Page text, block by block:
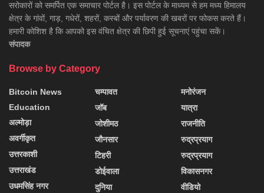
सरोकारों को समर्पित एक समाचार पोर्टल है। इस पोर्टल के माध्यम से हम मध्य हिमालय
क्षेत्र के गांवों, गाड़, गधेरों, शहरों, कस्बों और पर्यावरण की खबरों पर फोकस करते हैं।
हमारी कोशिश है कि आपको इस वंचित क्षेत्र की छिपी हुई सूचनाएं पहुंचा सकें।
संपादक
Browse by Category
Bitcoin News
Education
अल्मोड़ा
अवर्गीकृत
उत्तरकाशी
उत्तराखंड
उधमसिंह नगर
चम्पावत
जॉब
जोशीमठ
जौनसार
टिहरी
डोईवाला
दुनिया
मनोरंजन
यात्रा
राजनीति
रुद्रप्रयाग
रुद्रप्रयाग
विकासनगर
वीडियो